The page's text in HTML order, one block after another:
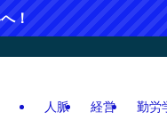
！
動、人生逆戻りツアー・
人脈 経営 勤労